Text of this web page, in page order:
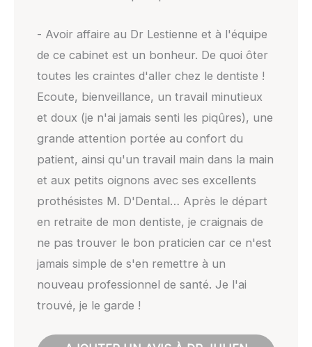
- Avoir affaire au Dr Lestienne et à l'équipe
de ce cabinet est un bonheur. De quoi ôter
toutes les craintes d'aller chez le dentiste !
Ecoute, bienveillance, un travail minutieux
et doux (je n'ai jamais senti les piqûres), une
grande attention portée au confort du
patient, ainsi qu'un travail main dans la main
et aux petits oignons avec ses excellents
prothésistes M. D'Dental… Après le départ
en retraite de mon dentiste, je craignais de
ne pas trouver le bon praticien car ce n'est
jamais simple de s'en remettre à un
nouveau professionnel de santé. Je l'ai
trouvé, je le garde !